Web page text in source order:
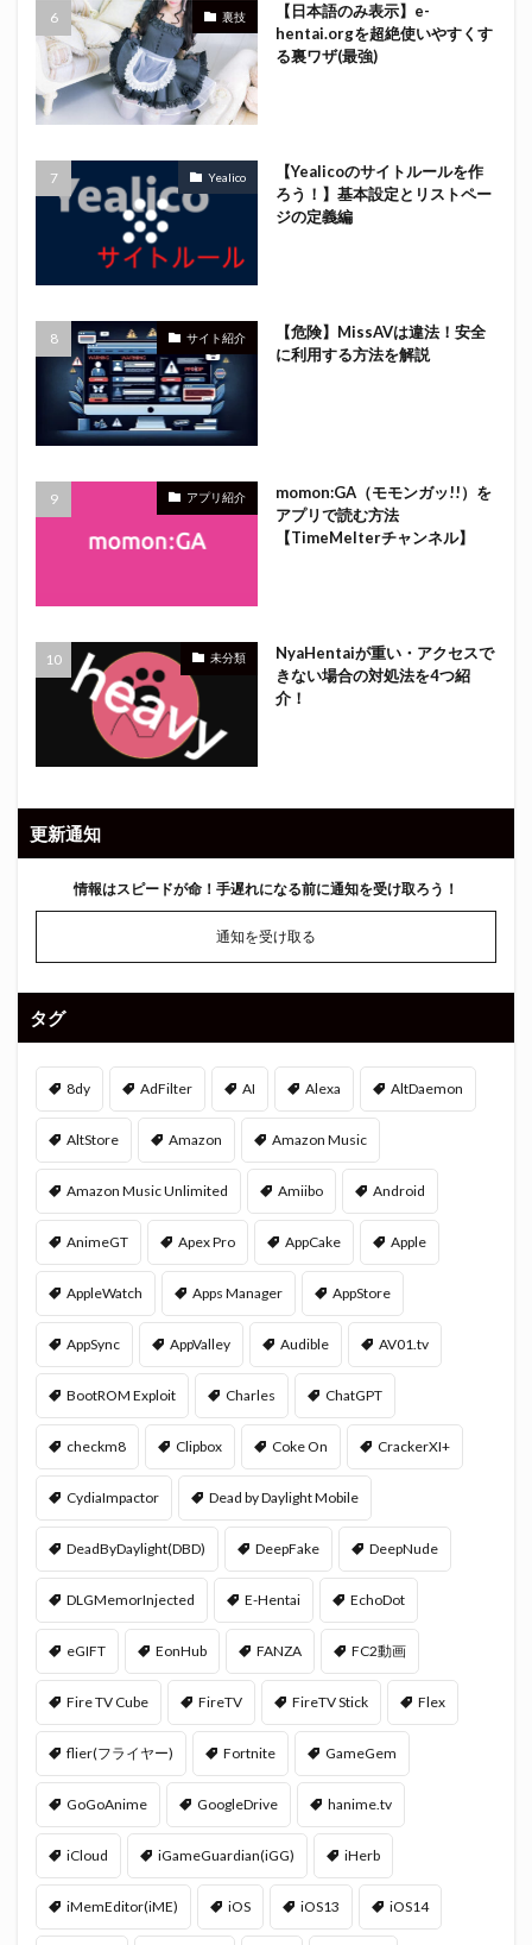
裏技
【日本語のみ表示】e-
hentai.orgを超絶使いやすくす
る裏ワザ(最強)
Yealico
【Yealicoのサイトルールを作
ろう！】基本設定とリストペー
ジの定義編
サイト紹介
【危険】MissAVは違法！安全
に利用する方法を解説
アプリ紹介
momon:GA（モモンガッ!!）を
アプリで読む方法
【TimeMelterチャンネル】
未分類
NyaHentaiが重い・アクセスで
きない場合の対処法を4つ紹
介！
更新通知
情報はスピードが命！ 手遅れになる前に通知を受け取ろう！
通知を受け取る
タグ
8dy AdFilter AI Alexa AltDaemon
AltStore Amazon Amazon Music
Amazon Music Unlimited Amiibo Android
AnimeGT Apex Pro AppCake Apple
AppleWatch Apps Manager AppStore
AppSync AppValley Audible AV01.tv
BootROM Exploit Charles ChatGPT
checkm8 Clipbox Coke On CrackerXI+
CydiaImpactor Dead by Daylight Mobile
DeadByDaylight(DBD) DeepFake DeepNude
DLGMemorInjected E-Hentai EchoDot
eGIFT EonHub FANZA FC2動画
Fire TV Cube FireTV FireTV Stick Flex
flier(フライヤー) Fortnite GameGem
GoGoAnime GoogleDrive hanime.tv
iCloud iGameGuardian(iGG) iHerb
iMemEditor(iME) iOS iOS13 iOS14